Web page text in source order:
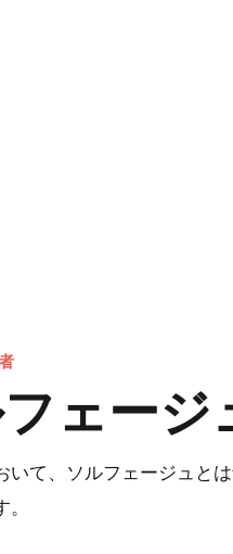
ェージ
いて、ソルフェージュと